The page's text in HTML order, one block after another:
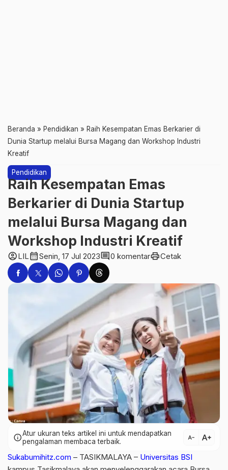
Beranda » Pendidikan » Raih Kesempatan Emas Berkarier di
Dunia Startup melalui Bursa Magang dan Workshop Industri
Kreatif
Pendidikan
Raih Kesempatan Emas
Berkarier di Dunia Startup
melalui Bursa Magang dan
Workshop Industri Kreatif
account_circleLILcalendar_monthSenin, 17 Jul 2023comment0 komentarprintCetak
infoAtur ukuran teks artikel ini untuk mendapatkan
pengalaman membaca terbaik.
text_decrease text_increase
Sukabumihitz.com – TASIKMALAYA – Universitas BSI